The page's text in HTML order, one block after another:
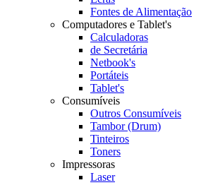
Fontes de Alimentação
Computadores e Tablet's
Calculadoras
de Secretária
Netbook's
Portáteis
Tablet's
Consumíveis
Outros Consumíveis
Tambor (Drum)
Tinteiros
Toners
Impressoras
Laser